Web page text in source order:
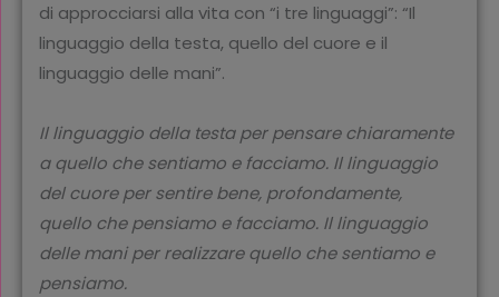
di approcciarsi alla vita con “i tre linguaggi”: “Il
linguaggio della testa, quello del cuore e il
linguaggio delle mani”.
Il linguaggio della testa per pensare chiaramente
a quello che sentiamo e facciamo. Il linguaggio
del cuore per sentire bene, profondamente,
quello che pensiamo e facciamo. Il linguaggio
delle mani per realizzare quello che sentiamo e
pensiamo.